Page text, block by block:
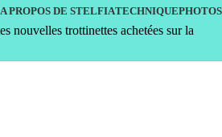
A PROPOS DE STELFIATECHNIQUEPHOTOS
nouvelles trottinettes achetées sur la